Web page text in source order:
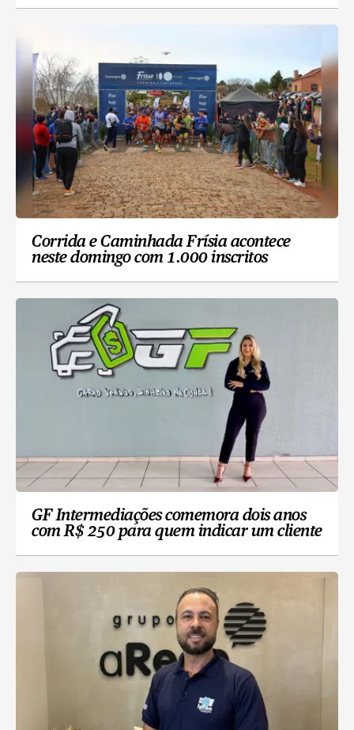
Corrida e Caminhada Frísia acontece
neste domingo com 1.000 inscritos
GF Intermediações comemora dois anos
com R$ 250 para quem indicar um cliente